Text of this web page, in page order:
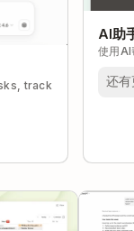
track
AI助
使用AI
还